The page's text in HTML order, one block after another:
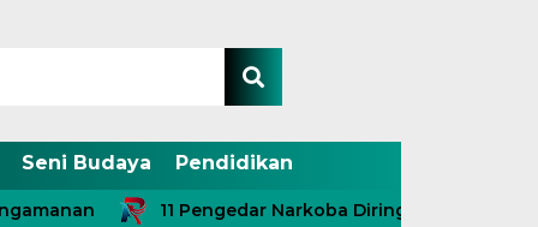
Seni Budaya Pendidikan
11 Pengedar Narkoba Diringkus, Termasuk Dua